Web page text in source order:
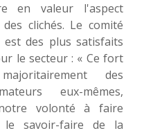
en valeur l'aspect
clichés. Le comité
des plus satisfaits
le secteur : « Ce fort
des
eux-mêmes,
volonté à faire
savoir-faire de la